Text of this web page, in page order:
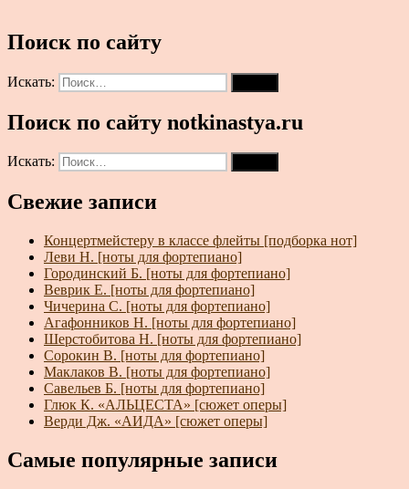
Поиск по сайту
Искать:
Поиск по сайту notkinastya.ru
Искать:
Свежие записи
Концертмейстеру в классе флейты [подборка нот]
Леви Н. [ноты для фортепиано]
Городинский Б. [ноты для фортепиано]
Веврик Е. [ноты для фортепиано]
Чичерина С. [ноты для фортепиано]
Агафонников Н. [ноты для фортепиано]
Шерстобитова Н. [ноты для фортепиано]
Сорокин В. [ноты для фортепиано]
Маклаков В. [ноты для фортепиано]
Савельев Б. [ноты для фортепиано]
Глюк К. «АЛЬЦЕСТА» [сюжет оперы]
Верди Дж. «АИДА» [сюжет оперы]
Самые популярные записи